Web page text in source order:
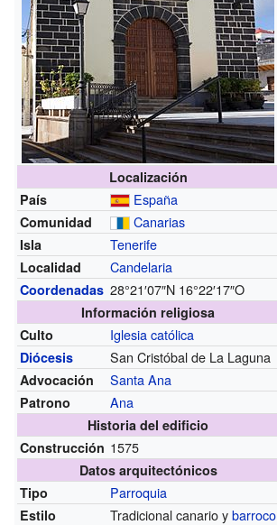
Localización
País
España
Comunidad Canarias
Isla Tenerife
Localidad Candelaria
Coordenadas 28°21′07″N 16°22′17″O
Información religiosa
Culto
Iglesia católica
Diócesis San Cristóbal de La Laguna
Advocación Santa Ana
Patrono Ana
Historia del edificio
Construcción 1575
Datos arquitectónicos
Tipo
Parroquia
Estilo Tradicional canario ybarroco